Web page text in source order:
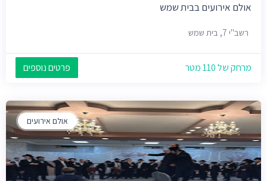
אולם אירועים בבית שמש
רשב"י 7, בית שמש
מרחק של 110 מטר פרטים נוספים
אולם אירועים